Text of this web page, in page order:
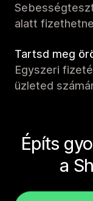
alatt
Tartsd meg
Egyszeri
üzleted
Építs
a